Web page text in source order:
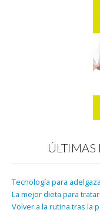
ÚLTIMAS
Tecnología para
La mejor dieta para
Volver a la rutina tras la